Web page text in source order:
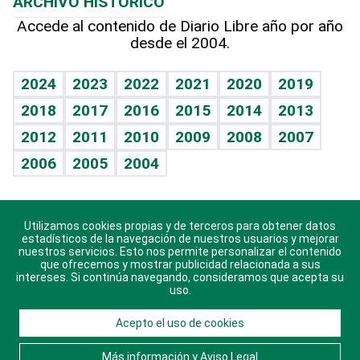
Hablando con el pediatra
Vida y familia
Eñe
Celebrando la vida
Sin complejos
En pocas palabras
Escuchando al corazón
Economía Personal
Línea de hit
TBT Deportivo
Más firmas
Hecho en casa
Guía del dinero
Cumpleaños
Horóscopos
Crucigramas
Accede al contenido de Diario Libre año por año
desde el 2004.
2024 2023 2022 2021 2020
2019
2018
2017 2016 2015 2014
2013
2012
2011 2010 2009 2008
2007
2006
2005 2004
Descarga nuestras aplicaciones para Android, iOS y
sistema Huawei.
© 2021 Diario Libre, todos los derechos reservados.
Consulta elAviso Legal. Ponte en Contacto
Utilizamos cookies propias y de terceros para obtener datos
estadísticos de la navegación de nuestros usuarios y mejorar
nuestros servicios. Esto nos permite personalizar el contenido
que ofrecemos y mostrar publicidad relacionada a sus
intereses. Si continúa navegando, consideramos que acepta su
uso.
Acepto el uso de cookies
Más información y Aviso Legal